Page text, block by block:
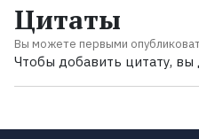
Цитаты
Вы можете первыми
Чтобы добавить цитату,